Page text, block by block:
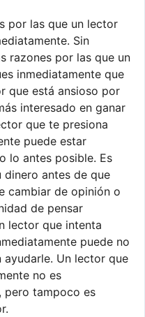
por las que un lector
Sin
razones por las que un
inmediatamente que
que está ansioso por
interesado en ganar
que te presiona
puede estar
lo antes posible. Es
dinero antes de que
cambiar de opinión o
de pensar
lector que intenta
puede no
ayudarle. Un lector que
no es
pero tampoco es